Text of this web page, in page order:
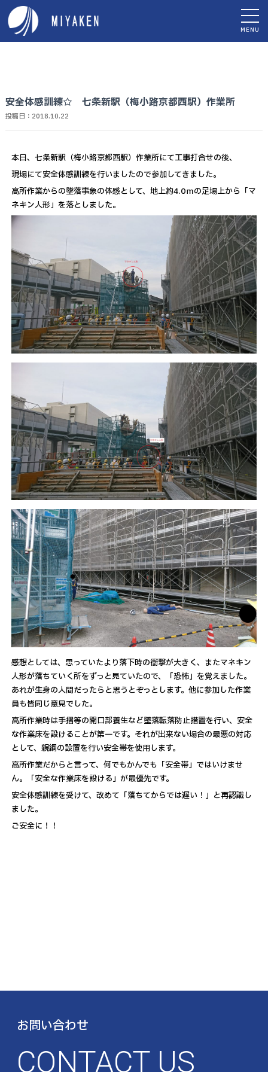
MENU
安全体感訓練☆ 七条新駅（梅小路京都西駅）作業所
投稿日：2018.10.22
本日、七条新駅（梅小路京都西駅）作業所にて工事打合せの後、
現場にて安全体感訓練を行いましたので参加してきました。
高所作業からの墜落事象の体感として、地上約4.0ｍの足場上から「マ
ネキン人形」を落としました。
感想としては、思っていたより落下時の衝撃が大きく、またマネキン
人形が落ちていく所をずっと見ていたので、「恐怖」を覚えました。
あれが生身の人間だったらと思うとぞっとします。他に参加した作業
員も皆同じ意見でした。
高所作業時は手摺等の開口部養生など墜落転落防止措置を行い、安全
な作業床を設けることが第一です。それが出来ない場合の最悪の対応
として、親綱の設置を行い安全帯を使用します。
高所作業だからと言って、何でもかんでも「安全帯」ではいけませ
ん。「安全な作業床を設ける」が最優先です。
安全体感訓練を受けて、改めて「落ちてからでは遅い！」と再認識し
ました。
ご安全に！！
お問い合わせ
CONTACT US